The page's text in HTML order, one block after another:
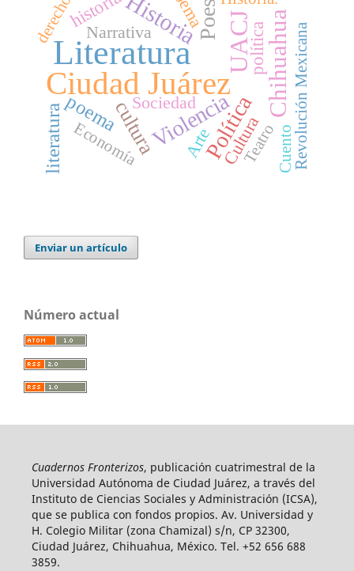
Literatura
Ciudad Juárez
UACJChihuahua
Historia
Violencia
Política
cultura
poema
literatura
política
Cultura
Arte
Sociedad
Narrativa
derecho
Teatro
Economía Revolución Mexicana
Cuento
Enviar un artículo
Número actual
Cuadernos Fronterizos, publicación cuatrimestral de la
Universidad Autónoma de Ciudad Juárez, a través del
Instituto de Ciencias Sociales y Administración (ICSA),
que se publica con fondos propios. Av. Universidad y
H. Colegio Militar (zona Chamizal) s/n, CP 32300,
Ciudad Juárez, Chihuahua, México. Tel. +52 656 688
3859.